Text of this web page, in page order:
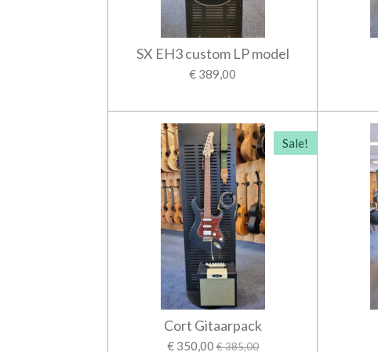
SX EH3 custom LP model
€ 389,00
Sale!
Cort Gitaarpack
€ 350,00 € 385,00